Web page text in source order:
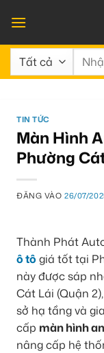
qua
nội
dung
Tìm
TIN TỨC
Màn Hình
Phường
ĐĂNG VÀO26/07/
Thành Phát
ô tôgiá tốt tại
này được sáp
Cát Lái (Quận
sở hạ tầng và
cấp màn hình
nâng cấp hệ